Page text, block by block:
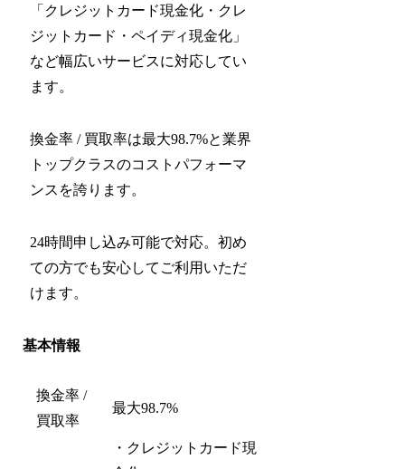
「クレジットカード現金化・クレ
ジットカード・ペイディ現金化」
など幅広いサービスに対応してい
ます。
換金率 / 買取率は最大98.7%と業界
トップクラスのコストパフォーマ
ンスを誇ります。
24時間申し込み可能で対応。初め
ての方でも安心してご利用いただ
けます。
基本情報
換金率 /
買取率
最大98.7%
・クレジットカード現